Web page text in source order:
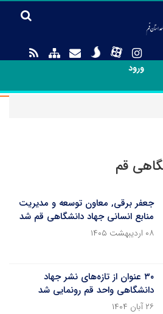
ورود
قم
جعفر برقی, معاون توسعه و مدیریت
منابع انسانی جهاد دانشگاهی قم شد
۰۸ اردیبهشت ۱۴۰۵
۳۰ عنوان از تازه‌های نشر جهاد
دانشگاهی واحد قم رونمایی شد
۲۶ آبان ۱۴۰۴